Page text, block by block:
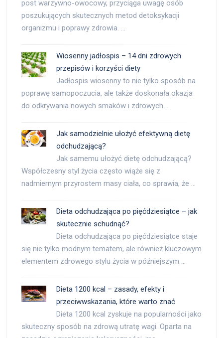
post warzywno-owocowy, przyciąga uwagę osób
poszukujących skutecznych metod detoksykacji
organizmu i poprawy zdrowia. …
Wiosenny jadłospis – 14 dni zdrowych
przepisów i korzyści diety
Jadłospis wiosenny to nie tylko sposób na
poprawę samopoczucia, ale także doskonała okazja
do odkrywania nowych smaków i zdrowych …
Jak samodzielnie ułożyć efektywną dietę
odchudzającą?
Jak samemu ułożyć dietę odchudzającą?
Współczesny styl życia często wiąże się z
nadmiernym przyrostem masy ciała, co sprawia, że …
Dieta odchudzająca po pięćdziesiątce – jak
skutecznie schudnąć?
Dieta odchudzająca po pięćdziesiątce staje
się nie tylko modnym tematem, ale również kluczowym
elementem zdrowego stylu życia w późniejszym …
Dieta 1200 kcal – zasady, efekty i
przeciwwskazania, które warto znać
Dieta 1200 kcal zyskuje na popularności jako
skuteczny sposób na zdrową utratę wagi. Oparta na